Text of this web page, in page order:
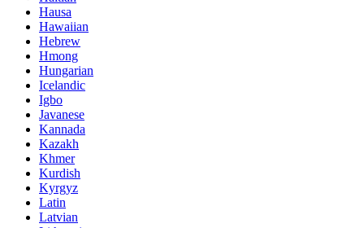
Hausa
Hawaiian
Hebrew
Hmong
Hungarian
Icelandic
Igbo
Javanese
Kannada
Kazakh
Khmer
Kurdish
Kyrgyz
Latin
Latvian